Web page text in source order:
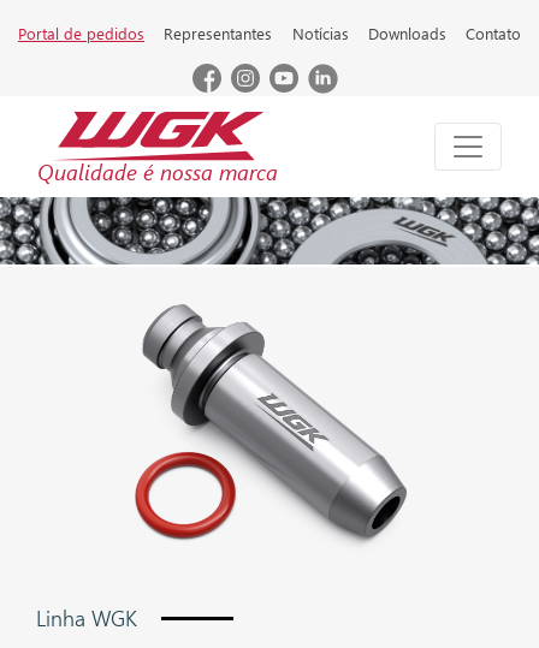
Portal de pedidos Representantes Notícias Downloads Contato
Qualidade é nossa marca
Linha WGK